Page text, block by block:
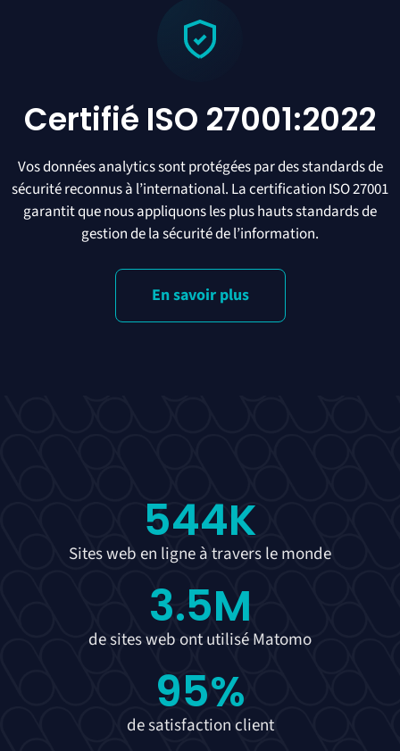
Certifié ISO 27001:2022
Vos données analytics sont protégées par des standards de
sécurité reconnus à l’international. La certification ISO 27001
garantit que nous appliquons les plus hauts standards de
gestion de la sécurité de l’information.
En savoir plus
Sites web en ligne à travers le monde
544K
de sites web ont utilisé Matomo
3.5M
de satisfaction client
95%